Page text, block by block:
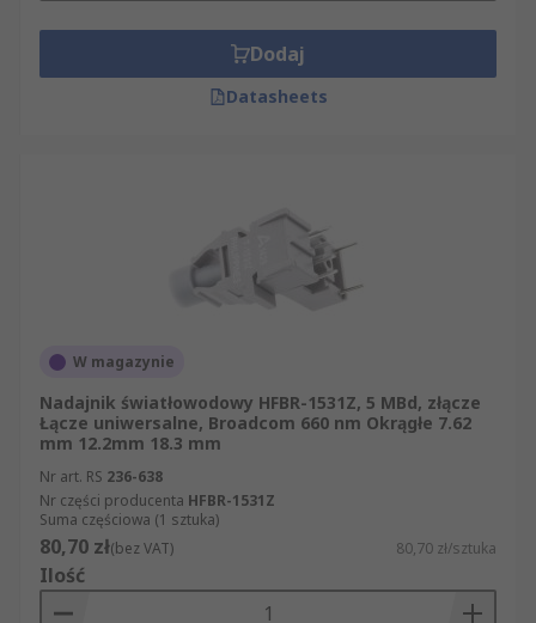
Dodaj
Datasheets
W magazynie
Nadajnik światłowodowy HFBR-1531Z, 5 MBd, złącze
Łącze uniwersalne, Broadcom 660 nm Okrągłe 7.62
mm 12.2mm 18.3 mm
Nr art. RS 236-638
Nr części producenta HFBR-1531Z
Suma częściowa (1 sztuka)
80,70 zł(bez VAT) 80,70 zł/sztuka
Ilość